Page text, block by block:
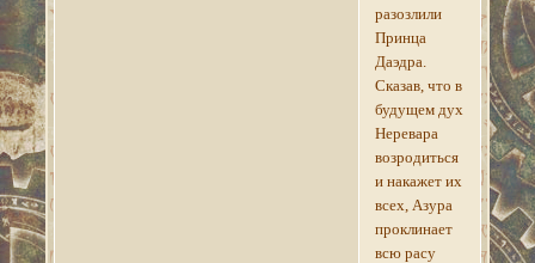
разозлили
Принца
Даэдра.
Сказав, что в
будущем дух
Неревара
возродиться
и накажет их
всех, Азура
проклинает
всю расу